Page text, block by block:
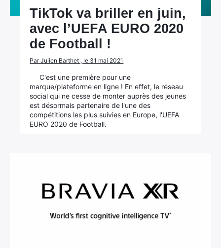
TikTok va briller en juin,
avec l’UEFA EURO 2020
de Football !
Par Julien Barthet , le 31 mai 2021
C'est une première pour une
marque/plateforme en ligne ! En effet, le réseau
social qui ne cesse de monter auprès des jeunes
est désormais partenaire de l'une des
compétitions les plus suivies en Europe, l'UEFA
EURO 2020 de Football.